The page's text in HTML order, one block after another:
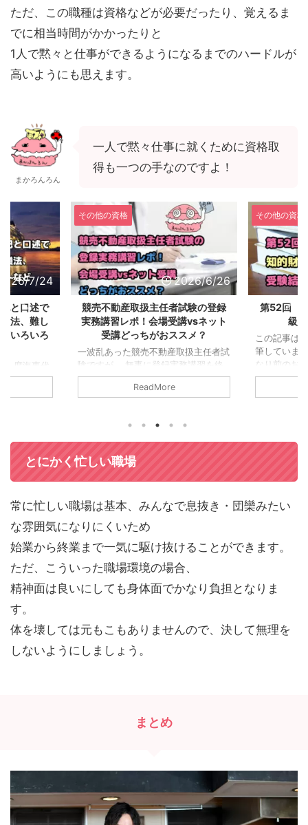
ただ、この職種は資格などが必要だったり、覚えるま
でに相当時間がかかったりと
1人で黙々と仕事ができるようになるまでのハードルが
高いようにも思えます。
まかろんろん
一人で黙々仕事に就くために資格取
得も一つの手なのですよ！
7/24
と口述で
法、難し
いろいろ
度海事代
ん＠節約
りにまと
今後受験
味があった
等、 様々
の場合 私
直近のR5
ともあり、
...
その他の資格
2026/6/26
競売不動産取扱主任者試験の登録
実務講習レポ！会場受講vsネット
受講どっちがおススメ？
一波乱あった競売不動産取扱主任者試
験ですが、 無事に登録実務講習を終
えて主任者証が交付されましたので
私が選択したネット受講、もう片方の
ておこうと思います。 今後競売不動
産取扱主任者（以下競売主任者） 試
験の登録を検討されている方の参考に
なれば幸いです。 講習の申し込みに
関して 前提として、競売主任者の登
（宅建士登録までは必要なく、合格の
みでOK） 実務講習申し込みフォーム
に必須項目として 宅建試験の合格 ...
ReadMore
その他の資格
第52回 知
級
この記事は
筆していま
なり前のお
52回の知財
し込みまし
よろしくな
ですので、
とにかく忙しい職場
常に忙しい職場は基本、みんなで息抜き・団欒みたい
な雰囲気になりにくいため
始業から終業まで一気に駆け抜けることができます。
ただ、こういった職場環境の場合、
精神面は良いにしても身体面でかなり負担となりま
す。
体を壊しては元もこもありませんので、決して無理を
しないようにしましょう。
まとめ